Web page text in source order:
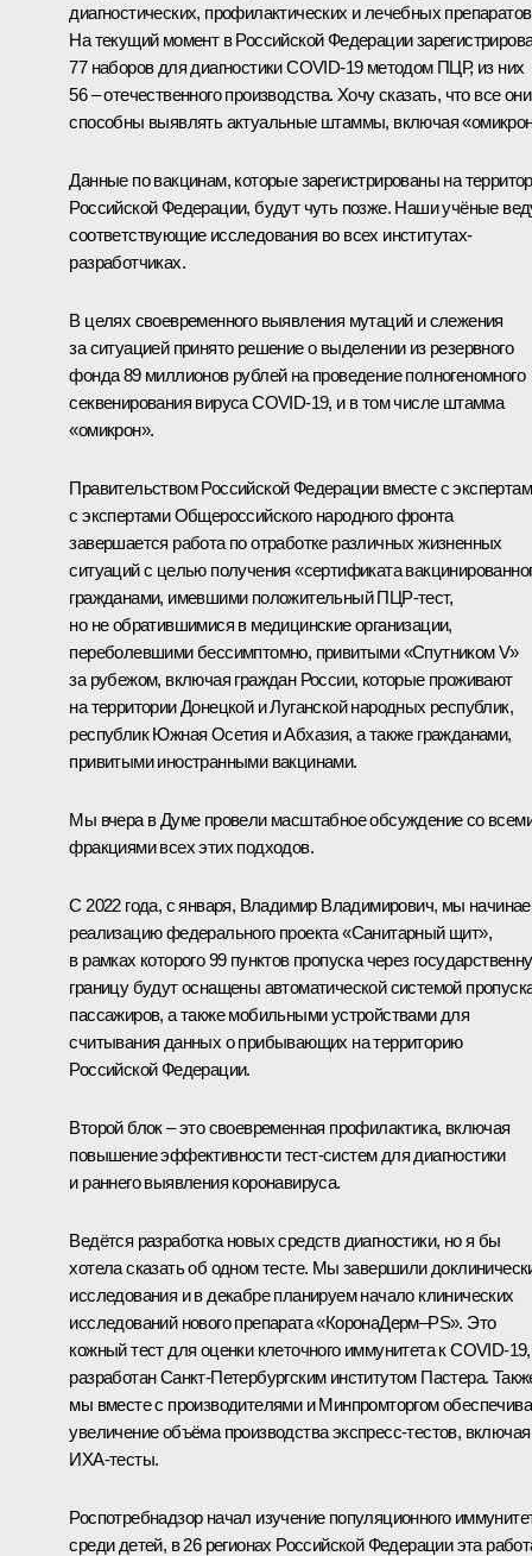
диагностических, профилактических и лечебных
На текущий момент в Российской Федерации
77 наборов для диагностики COVID-19 методом ПЦР, из них
56 – отечественного производства. Хочу сказать, что все они
способны выявлять актуальные штаммы, включая
Данные по вакцинам, которые зарегистрированы на
Российской Федерации, будут чуть позже. Наши учёные
соответствующие исследования во всех институтах-
разработчиках.
В целях своевременного выявления мутаций и слежения
за ситуацией принято решение о выделении из резервного
фонда 89 миллионов рублей на проведение полногеномного
секвенирования вируса COVID-19, и в том числе штамма
«омикрон».
Правительством Российской Федерации вместе с
с экспертами Общероссийского народного фронта
завершается работа по отработке различных жизненных
ситуаций с целью получения «сертификата
гражданами, имевшими положительный ПЦР-тест,
но не обратившимися в медицинские организации,
переболевшими бессимптомно, привитыми «Спутником V»
за рубежом, включая граждан России, которые проживают
на территории Донецкой и Луганской народных республик,
республик Южная Осетия и Абхазия, а также гражданами,
привитыми иностранными вакцинами.
Мы вчера в Думе провели масштабное обсуждение со
фракциями всех этих подходов.
С 2022 года, с января, Владимир Владимирович, мы
реализацию федерального проекта «Санитарный щит»,
в рамках которого 99 пунктов пропуска через
границу будут оснащены автоматической системой
пассажиров, а также мобильными устройствами для
считывания данных о прибывающих на территорию
Российской Федерации.
Второй блок – это своевременная профилактика, включая
повышение эффективности тест-систем для диагностики
и раннего выявления коронавируса.
Ведётся разработка новых средств диагностики, но я бы
хотела сказать об одном тесте. Мы завершили
исследования и в декабре планируем начало клинических
исследований нового препарата «КоронаДерм–PS». Это
кожный тест для оценки клеточного иммунитета к COVID-
разработан Санкт-Петербургским институтом Пастера.
мы вместе с производителями и Минпромторгом
увеличение объёма производства экспресс-тестов, включая
ИХА-тесты.
Роспотребнадзор начал изучение популяционного
среди детей, в 26 регионах Российской Федерации эта